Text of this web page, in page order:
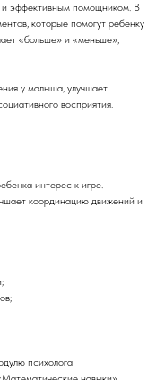
и эффективным помощником. В
которые помогут ребенку
«больше» и «меньше»,
у малыша, улучшает
восприятия.
интерес к игре.
координацию движений и
психолога